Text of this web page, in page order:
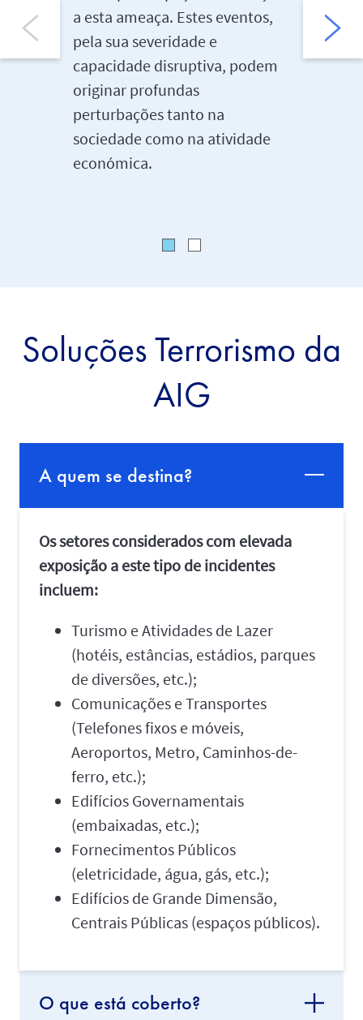
a esta ameaça. Estes eventos,
pela sua severidade e
capacidade disruptiva, podem
originar profundas
perturbações tanto na
sociedade como na atividade
económica.
risco
Soluções Terrorismo da
AIG
A quem se destina?
Os setores considerados com elevada
exposição a este tipo de incidentes
incluem:
Turismo e Atividades de Lazer
(hotéis, estâncias, estádios, parques
de diversões, etc.);
Comunicações e Transportes
(Telefones fixos e móveis,
Aeroportos, Metro, Caminhos-de-
ferro, etc.);
Edifícios Governamentais
(embaixadas, etc.);
Fornecimentos Públicos
(eletricidade, água, gás, etc.);
Edifícios de Grande Dimensão,
Centrais Públicas (espaços públicos).
O que está coberto?